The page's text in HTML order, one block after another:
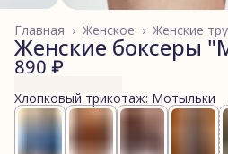
Женские
Женское ›
Главная ›
Женские боксеры
890 ₽
Хлопковый трикотаж: Мотыльки